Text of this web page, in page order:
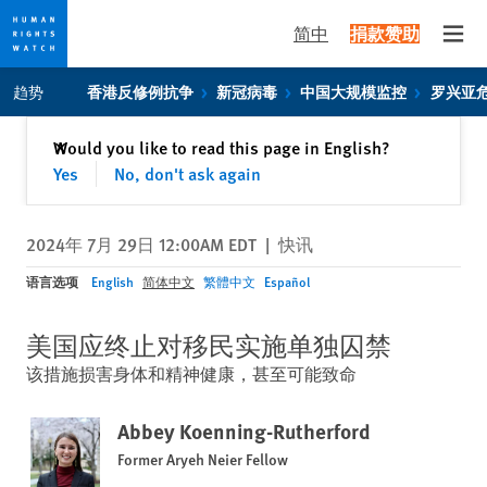
Skip
to
privacy
Skip
to
content
简中 捐款赞助
趋势 香港反修例抗争 新冠病毒 中国大规模监控 罗兴亚
Would you like to read this page in English?
Yes
No, don't ask again
✕关闭
2024年 7月 29日 12:00AM EDT | 快讯
语言选项 English 简体中文 繁體中文 Español
美国应终止对移民实施单独囚禁
该措施损害身体和精神健康，甚至可能致命
Abbey Koenning-Rutherford
Former Aryeh Neier Fellow